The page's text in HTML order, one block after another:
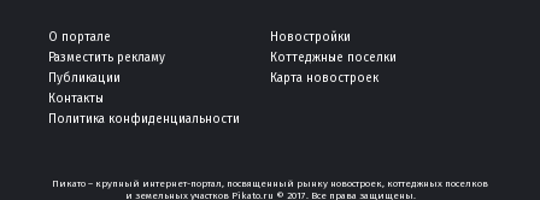
О портале
Разместить рекламу
Публикации
Контакты
Политика конфиденциальности
Новостройки
Коттеджные поселки
Карта новостроек
Пикато – крупный интернет-портал, посвященный рынку новостроек, коттеджных поселков
и земельных участков Pikato.ru © 2017. Все права защищены.